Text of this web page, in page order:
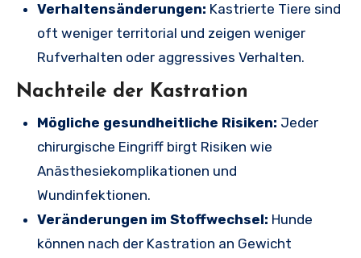
Verhaltensänderungen: Kastrierte Tiere sind
oft weniger territorial und zeigen weniger
Rufverhalten oder aggressives Verhalten.
Nachteile der Kastration
Mögliche gesundheitliche Risiken: Jeder
chirurgische Eingriff birgt Risiken wie
Anästhesiekomplikationen und
Wundinfektionen.
Veränderungen im Stoffwechsel: Hunde
können nach der Kastration an Gewicht